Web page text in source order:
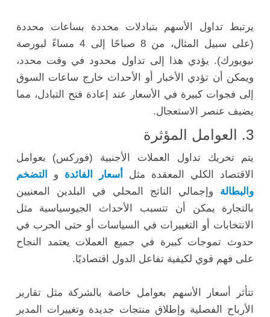
يرتبط تداول الأسهم بتبادلات محددة بساعات محددة
(على سبيل المثال، من 8 صباحًا إلى 4 مساءً لبورصة
نيويورك). يؤدي هذا إلى تداول محدود في وقت محدد،
ويمكن أن تؤدي الأخبار أو الأحداث خارج ساعات السوق
إلى فجوات كبيرة في الأسعار عند إعادة فتح التبادل، مما
يضيف عنصر الاستعجال.
3. العوامل المؤثرة
يتم تحريك تداول العملات الأجنبية (فوركس) بعوامل
الاقتصاد الكلي المعقدة مثل
أسعار الفائدة و
التضخم
والبطالة
وإجمالي الناتج المحلي في البلدين المعنيين
بالتجارة يمكن أن تتسبب الأحداث الجيوسياسية مثل
الانتخابات أو التغييرات في السياسات أو حتى الحرب في
حدوث تموجات كبيرة في جميع العملات يعتمد النجاح
على فهم قوي لكيفية تفاعل الدول اقتصاديًا.
تتأثر أسعار الأسهم بعوامل خاصة بالشركة مثل تقارير
الأرباح الفصلية وإطلاق منتجات جديدة وتغييرات المدير